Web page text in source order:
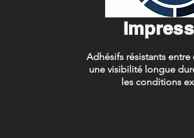
Adhésifs résistants entre
une visibilité longue
les conditions